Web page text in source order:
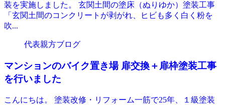
装を実施しました。 玄関土間の塗床（ぬりゆか）塗装工事
「玄関土間のコンクリートが剥がれ、ヒビも多く白く粉を
吹...
代表親方ブログ
マンションのバイク置き場 扉交換＋扉枠塗装工事
を行いました
こんにちは。 塗装改修・リフォーム一筋で25年、１級塗装